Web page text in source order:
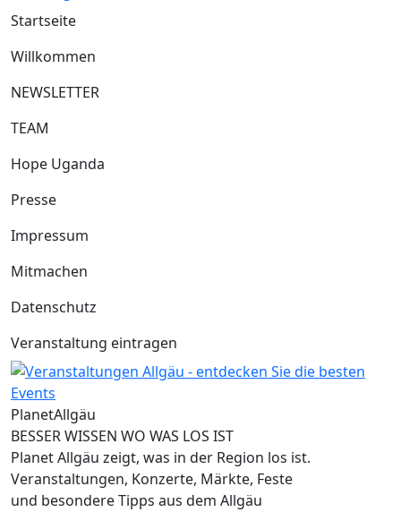
Startseite
Willkommen
NEWSLETTER
TEAM
Hope Uganda
Presse
Impressum
Mitmachen
Datenschutz
Veranstaltung eintragen
PlanetAllgäu
BESSER WISSEN WO WAS LOS IST
Planet Allgäu zeigt, was in der Region los ist.
Veranstaltungen, Konzerte, Märkte, Feste
und besondere Tipps aus dem Allgäu